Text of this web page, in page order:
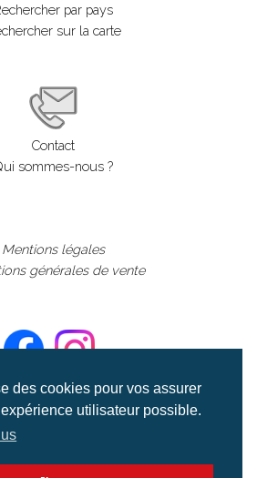
des cookies pour vos assurer
utilisateur possible.
par pays
sur la carte
Contact
sommes-nous ?
Mentions légales
générales de vente
marque déposée 2024
| aerialcollection.fr banque d'images
video et cinéma |